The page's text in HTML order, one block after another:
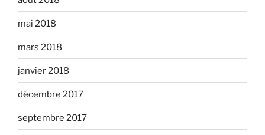
mai 2018
mars 2018
janvier 2018
décembre 2017
septembre 2017